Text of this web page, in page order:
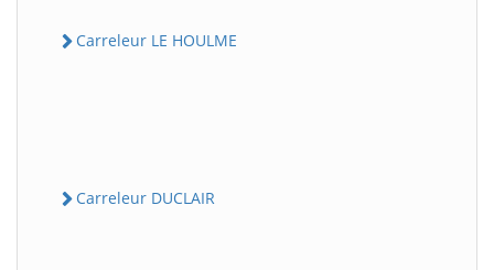
Carreleur LE HOULME
Carreleur DUCLAIR